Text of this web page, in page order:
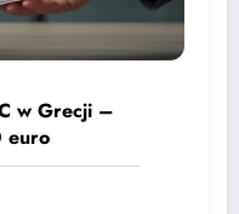
w Grecji –
euro